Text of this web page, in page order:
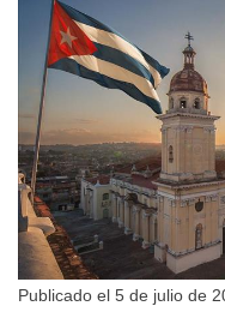
Publicado el 5 de julio de